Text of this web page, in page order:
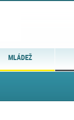
MLÁDEŽ